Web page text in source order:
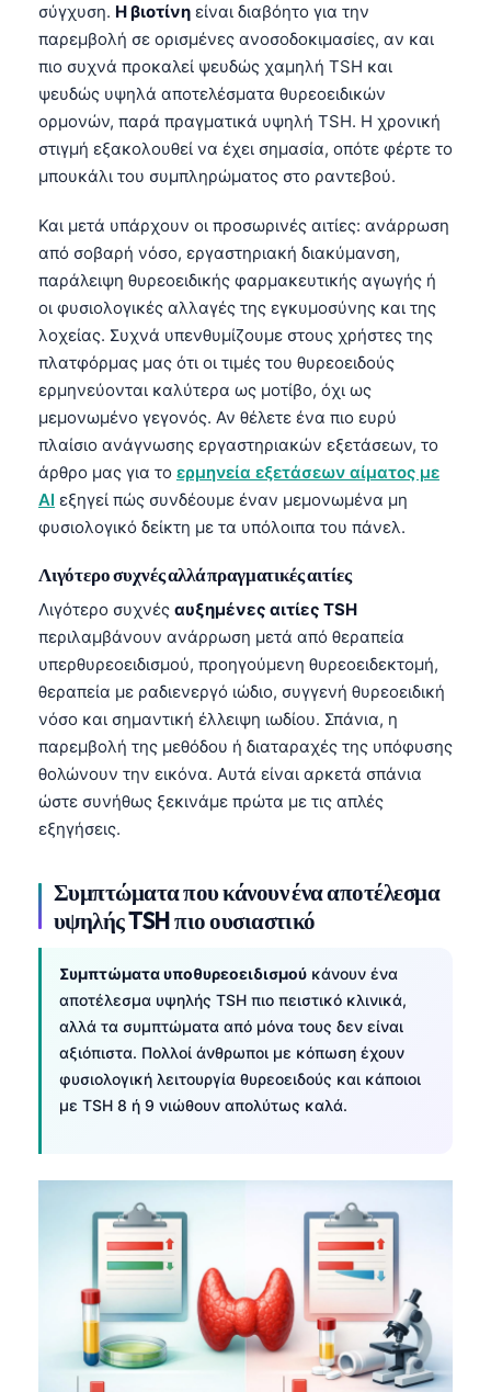
σύγχυση. Η βιοτίνη είναι διαβόητο για την
παρεμβολή σε ορισμένες ανοσοδοκιμασίες, αν και
πιο συχνά προκαλεί ψευδώς χαμηλή TSH και
ψευδώς υψηλά αποτελέσματα θυρεοειδικών
ορμονών, παρά πραγματικά υψηλή TSH. Η χρονική
στιγμή εξακολουθεί να έχει σημασία, οπότε φέρτε το
μπουκάλι του συμπληρώματος στο ραντεβού.
Και μετά υπάρχουν οι προσωρινές αιτίες: ανάρρωση
από σοβαρή νόσο, εργαστηριακή διακύμανση,
παράλειψη θυρεοειδικής φαρμακευτικής αγωγής ή
οι φυσιολογικές αλλαγές της εγκυμοσύνης και της
λοχείας. Συχνά υπενθυμίζουμε στους χρήστες της
πλατφόρμας μας ότι οι τιμές του θυρεοειδούς
ερμηνεύονται καλύτερα ως μοτίβο, όχι ως
μεμονωμένο γεγονός. Αν θέλετε ένα πιο ευρύ
πλαίσιο ανάγνωσης εργαστηριακών εξετάσεων, το
άρθρο μας για το ερμηνεία εξετάσεων αίματος με
AI εξηγεί πώς συνδέουμε έναν μεμονωμένα μη
φυσιολογικό δείκτη με τα υπόλοιπα του πάνελ.
Λιγότερο συχνές αλλά πραγματικές αιτίες
Λιγότερο συχνές αυξημένες αιτίες TSH
περιλαμβάνουν ανάρρωση μετά από θεραπεία
υπερθυρεοειδισμού, προηγούμενη θυρεοειδεκτομή,
θεραπεία με ραδιενεργό ιώδιο, συγγενή θυρεοειδική
νόσο και σημαντική έλλειψη ιωδίου. Σπάνια, η
παρεμβολή της μεθόδου ή διαταραχές της υπόφυσης
θολώνουν την εικόνα. Αυτά είναι αρκετά σπάνια
ώστε συνήθως ξεκινάμε πρώτα με τις απλές
εξηγήσεις.
Συμπτώματα που κάνουν ένα αποτέλεσμα
υψηλής TSH πιο ουσιαστικό
Συμπτώματα υποθυρεοειδισμού κάνουν ένα
αποτέλεσμα υψηλής TSH πιο πειστικό κλινικά,
αλλά τα συμπτώματα από μόνα τους δεν είναι
αξιόπιστα. Πολλοί άνθρωποι με κόπωση έχουν
φυσιολογική λειτουργία θυρεοειδούς και κάποιοι
με TSH 8 ή 9 νιώθουν απολύτως καλά.